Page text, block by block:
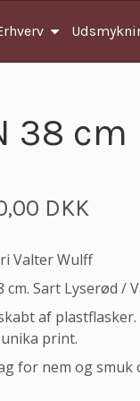
38 cm
DKK
Valter Wulff
Sart Lyserød /
af plastflasker.
unika print.
for nem og